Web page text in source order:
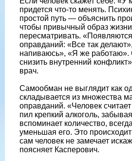
придется что-то менять.
простой путь — объяснить
чтобы привычный образ
пересматривать.
оправданий: «Все так
напиваюсь», «Я же работаю».
снизить внутренний
врач.
Самообман не выглядит как
складывается из множества
оправданий. «Человек считает
пил крепкий алкоголь,
вспоминает количество,
уменьшая его. Это
сам человек не замечает
поясняет Касперович.